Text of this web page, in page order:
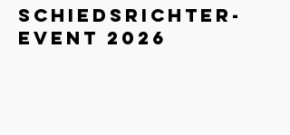
Schiedsrichter-
Event 2026